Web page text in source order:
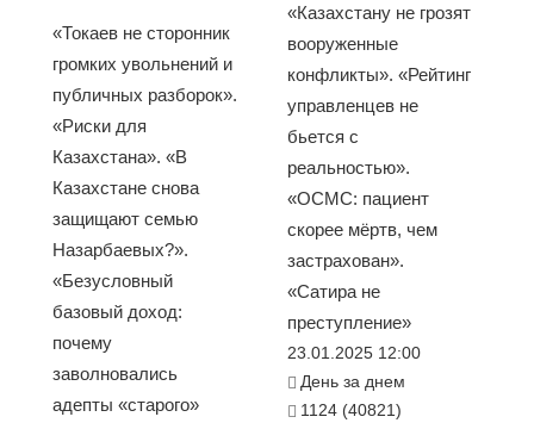
«Токаев не сторонник
громких увольнений и
публичных разборок».
«Риски для
Казахстана». «В
Казахстане снова
защищают семью
Назарбаевых?».
«Безусловный
базовый доход:
почему
заволновались
адепты «старого»
«Казахстану не грозят
вооруженные
конфликты». «Рейтинг
управленцев не
бьется с
реальностью».
«ОСМС: пациент
скорее мёртв, чем
застрахован».
«Сатира не
преступление»
23.01.2025 12:00
День за днем
1124 (40821)